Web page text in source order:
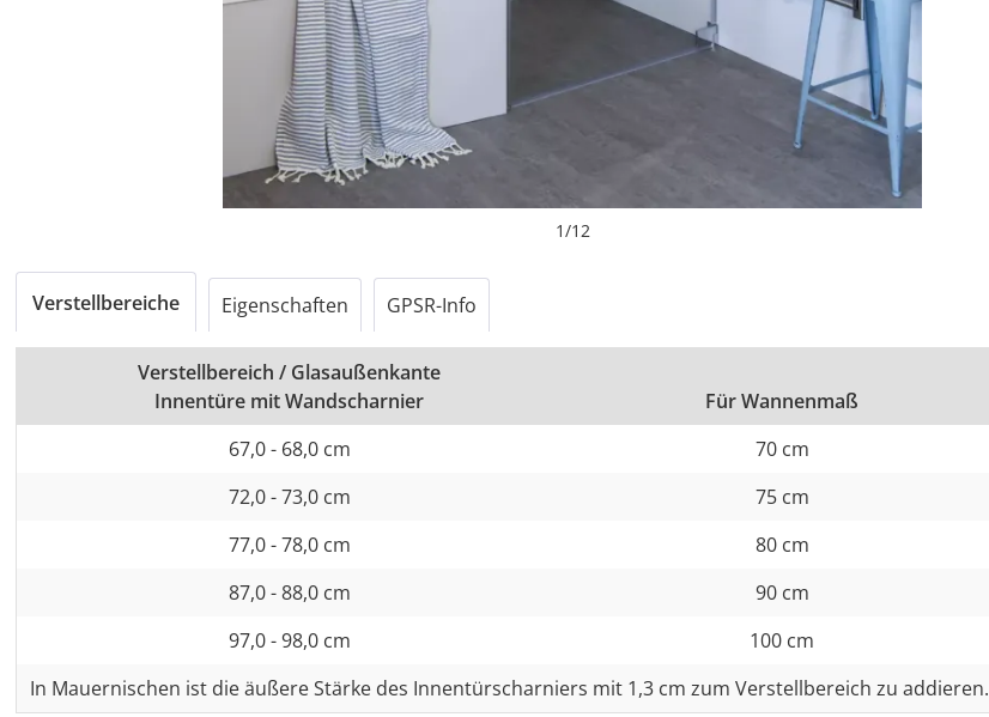
1/12
Verstellbereiche Eigenschaften GPSR-Info
Verstellbereich / Glasaußenkante
Innentüre mit Wandscharnier
Für Wannenmaß
67,0 - 68,0 cm
70 cm
72,0 - 73,0 cm
75 cm
77,0 - 78,0 cm
80 cm
87,0 - 88,0 cm
90 cm
97,0 - 98,0 cm
100 cm
In Mauernischen ist die äußere Stärke des Innentürscharniers mit 1,3 cm zum Verstellbereich zu addieren.